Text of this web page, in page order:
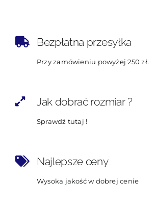
Bezpłatna przesyłka
Przy zamówieniu powyżej 250 zł.
Jak dobrać rozmiar ?
Sprawdź tutaj !
Najlepsze ceny
Wysoka jakość w dobrej cenie